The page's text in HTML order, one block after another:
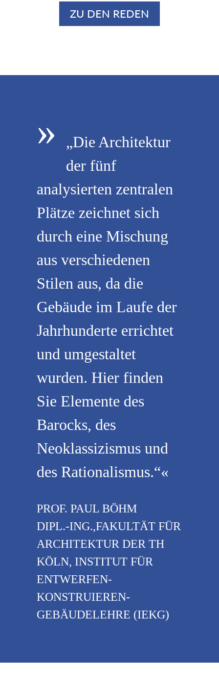
ZU DEN REDEN
»
„Die Architektur
der fünf
analysierten zentralen
Plätze zeichnet sich
durch eine Mischung
aus verschiedenen
Stilen aus, da die
Gebäude im Laufe der
Jahrhunderte errichtet
und umgestaltet
wurden. Hier finden
Sie Elemente des
Barocks, des
Neoklassizismus und
des Rationalismus.“«
PROF. PAUL BÖHM
DIPL.-ING.,FAKULTÄT FÜR
ARCHITEKTUR DER TH
KÖLN, INSTITUT FÜR
ENTWERFEN-
KONSTRUIEREN-
GEBÄUDELEHRE (IEKG)